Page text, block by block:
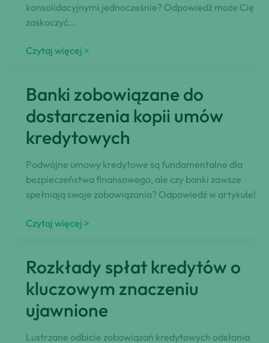
konsolidacyjnymi jednocześnie? Odpowiedź może Cię
zaskoczyć…
Czy
zarządzać
kilkoma
pożyczkami
konsolidacyjnymi?
Czytaj więcej >
Banki zobowiązane do
dostarczenia kopii umów
kredytowych
Podwójne umowy kredytowe są fundamentalne dla
bezpieczeństwa finansowego, ale czy banki zawsze
spełniają swoje zobowiązania? Odpowiedź w artykule!
Banki
dostarczenia
kopii
umów
kredytowych
Czytaj więcej >
Rozkłady spłat kredytów o
kluczowym znaczeniu
ujawnione
Lustrzane odbicie zobowiązań kredytowych odsłania